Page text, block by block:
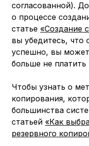
согласованной).
о процессе
статье «Создание
вы убедитесь, что
успешно, вы
больше не платить
Чтобы узнать о
копирования,
большинства
статьей «Как
резервного